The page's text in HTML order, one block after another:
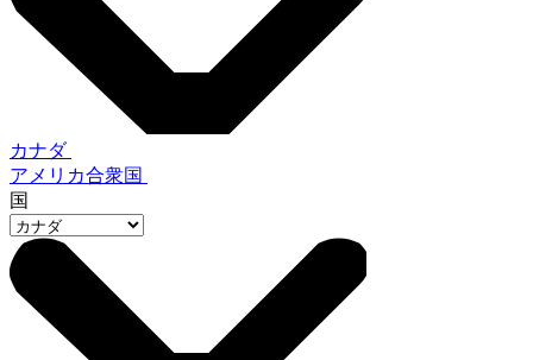
カナダ
アメリカ合衆国
国